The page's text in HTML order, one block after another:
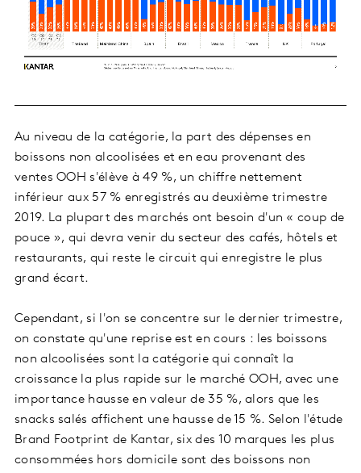
Au niveau de la catégorie, la part des dépenses en
boissons non alcoolisées et en eau provenant des
ventes OOH s'élève à 49 %, un chiffre nettement
inférieur aux 57 % enregistrés au deuxième trimestre
2019. La plupart des marchés ont besoin d'un « coup de
pouce », qui devra venir du secteur des cafés, hôtels et
restaurants, qui reste le circuit qui enregistre le plus
grand écart.
Cependant, si l'on se concentre sur le dernier trimestre,
on constate qu'une reprise est en cours : les boissons
non alcoolisées sont la catégorie qui connaît la
croissance la plus rapide sur le marché OOH, avec une
importance hausse en valeur de 35 %, alors que les
snacks salés affichent une hausse de 15 %. Selon l'étude
Brand Footprint de Kantar, six des 10 marques les plus
consommées hors domicile sont des boissons non